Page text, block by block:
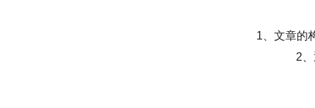
1、文章的
2